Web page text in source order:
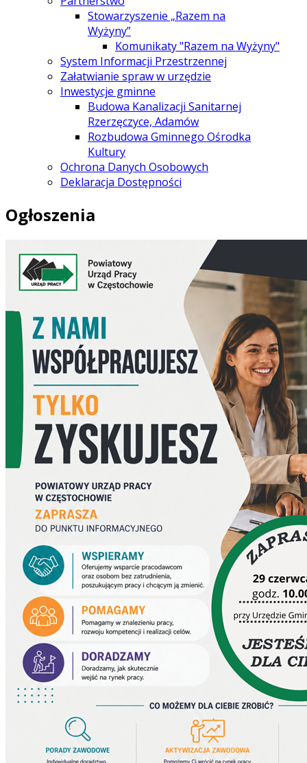
Stowarzyszenie „Razem na
Wyżyny”
Komunikaty "Razem na Wyżyny"
System Informacji Przestrzennej
Załatwianie spraw w urzędzie
Inwestycje gminne
Budowa Kanalizacji Sanitarnej
Rzerzęczyce, Adamów
Rozbudowa Gminnego Ośrodka
Kultury
Ochrona Danych Osobowych
Deklaracja Dostępności
Ogłoszenia